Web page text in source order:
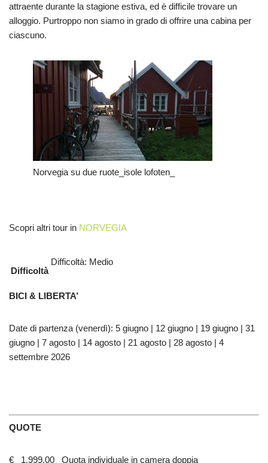
attraente durante la stagione estiva, ed è difficile trovare un
alloggio. Purtroppo non siamo in grado di offrire una cabina per
ciascuno.
Norvegia su due ruote_isole lofoten_
Scopri altri tour in NORVEGIA
Difficoltà
Difficoltà: Medio
BICI & LIBERTA’
Date di partenza (venerdì): 5 giugno | 12 giugno | 19 giugno | 31
giugno | 7 agosto | 14 agosto | 21 agosto | 28 agosto | 4
settembre 2026
QUOTE
€ 1.999,00 Quota individuale in camera doppia